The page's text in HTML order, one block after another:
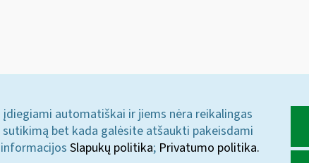
automatiškai ir jiems nėra reikalingas
bet kada galėsite atšaukti pakeisdami
Slapukų politika; Privatumo politika.